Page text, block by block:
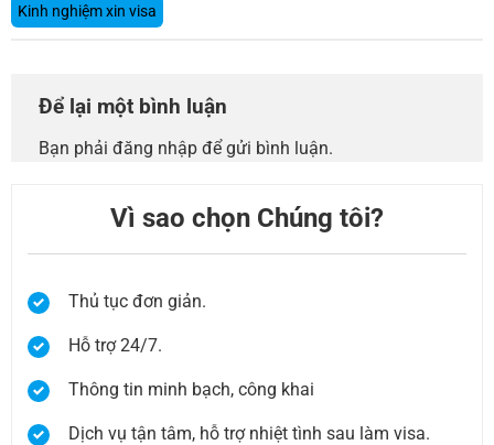
Kinh nghiệm xin visa
Để lại một bình luận
Bạn phải đăng nhập để gửi bình luận.
Vì sao chọn Chúng tôi?
Thủ tục đơn giản.
Hỗ trợ 24/7.
Thông tin minh bạch, công khai
Dịch vụ tận tâm, hỗ trợ nhiệt tình sau làm visa.